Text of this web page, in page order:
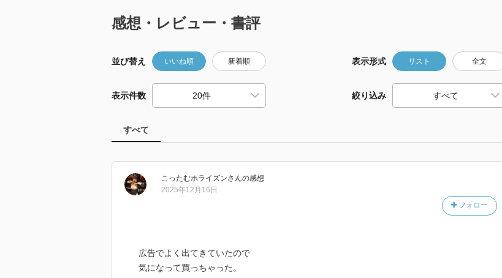
感想・レビュー・書評
並び替え いいね順 新着順 表示形式 リスト 全文
表示件数 絞り込み
すべて
こったむホライズンさんの感想
フォロー
2025年12月16日
広告でよく出てきていたので
気になって買っちゃった。